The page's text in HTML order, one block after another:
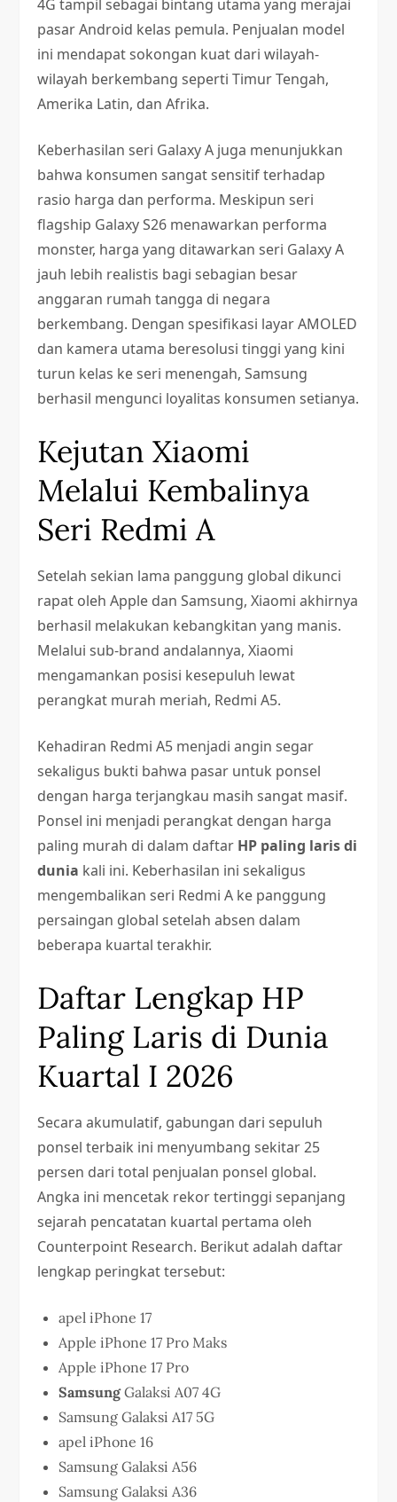
4G tampil sebagai bintang utama yang merajai
pasar Android kelas pemula. Penjualan model
ini mendapat sokongan kuat dari wilayah-
wilayah berkembang seperti Timur Tengah,
Amerika Latin, dan Afrika.
Keberhasilan seri Galaxy A juga menunjukkan
bahwa konsumen sangat sensitif terhadap
rasio harga dan performa. Meskipun seri
flagship Galaxy S26 menawarkan performa
monster, harga yang ditawarkan seri Galaxy A
jauh lebih realistis bagi sebagian besar
anggaran rumah tangga di negara
berkembang. Dengan spesifikasi layar AMOLED
dan kamera utama beresolusi tinggi yang kini
turun kelas ke seri menengah, Samsung
berhasil mengunci loyalitas konsumen setianya.
Kejutan Xiaomi
Melalui Kembalinya
Seri Redmi A
Setelah sekian lama panggung global dikunci
rapat oleh Apple dan Samsung, Xiaomi akhirnya
berhasil melakukan kebangkitan yang manis.
Melalui sub-brand andalannya, Xiaomi
mengamankan posisi kesepuluh lewat
perangkat murah meriah, Redmi A5.
Kehadiran Redmi A5 menjadi angin segar
sekaligus bukti bahwa pasar untuk ponsel
dengan harga terjangkau masih sangat masif.
Ponsel ini menjadi perangkat dengan harga
paling murah di dalam daftar HP paling laris di
dunia kali ini. Keberhasilan ini sekaligus
mengembalikan seri Redmi A ke panggung
persaingan global setelah absen dalam
beberapa kuartal terakhir.
Daftar Lengkap HP
Paling Laris di Dunia
Kuartal I 2026
Secara akumulatif, gabungan dari sepuluh
ponsel terbaik ini menyumbang sekitar 25
persen dari total penjualan ponsel global.
Angka ini mencetak rekor tertinggi sepanjang
sejarah pencatatan kuartal pertama oleh
Counterpoint Research. Berikut adalah daftar
lengkap peringkat tersebut:
apel iPhone 17
Apple iPhone 17 Pro Maks
Apple iPhone 17 Pro
SamsungGalaksi A07 4G
Samsung Galaksi A17 5G
apel iPhone 16
Samsung Galaksi A56
Samsung Galaksi A36